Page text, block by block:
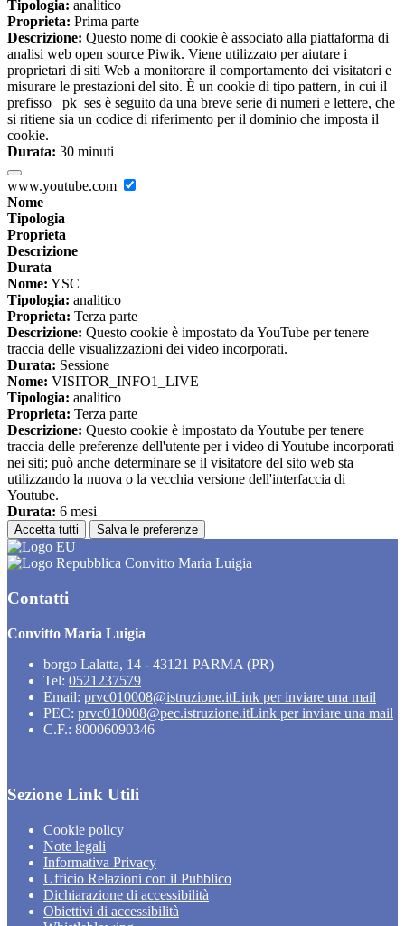
Tipologia: analitico
Proprieta: Prima parte
Descrizione: Questo nome di cookie è associato alla piattaforma di
analisi web open source Piwik. Viene utilizzato per aiutare i
proprietari di siti Web a monitorare il comportamento dei visitatori e
misurare le prestazioni del sito. È un cookie di tipo pattern, in cui il
prefisso _pk_ses è seguito da una breve serie di numeri e lettere, che
si ritiene sia un codice di riferimento per il dominio che imposta il
cookie.
Durata: 30 minuti
www.youtube.com
Nome
Tipologia
Proprieta
Descrizione
Durata
Nome: YSC
Tipologia: analitico
Proprieta: Terza parte
Descrizione: Questo cookie è impostato da YouTube per tenere
traccia delle visualizzazioni dei video incorporati.
Durata: Sessione
Nome: VISITOR_INFO1_LIVE
Tipologia: analitico
Proprieta: Terza parte
Descrizione: Questo cookie è impostato da Youtube per tenere
traccia delle preferenze dell'utente per i video di Youtube incorporati
nei siti; può anche determinare se il visitatore del sito web sta
utilizzando la nuova o la vecchia versione dell'interfaccia di
Youtube.
Durata: 6 mesi
Accetta tutti Salva le preferenze
Convitto Maria Luigia
Contatti
Convitto Maria Luigia
borgo Lalatta, 14 - 43121 PARMA (PR)
Tel: 0521237579
Email: prvc010008@istruzione.itLink per inviare una mail
PEC: prvc010008@pec.istruzione.itLink per inviare una mail
C.F.: 80006090346
Sezione Link Utili
Cookie policy
Note legali
Informativa Privacy
Ufficio Relazioni con il Pubblico
Dichiarazione di accessibilità
Obiettivi di accessibilità